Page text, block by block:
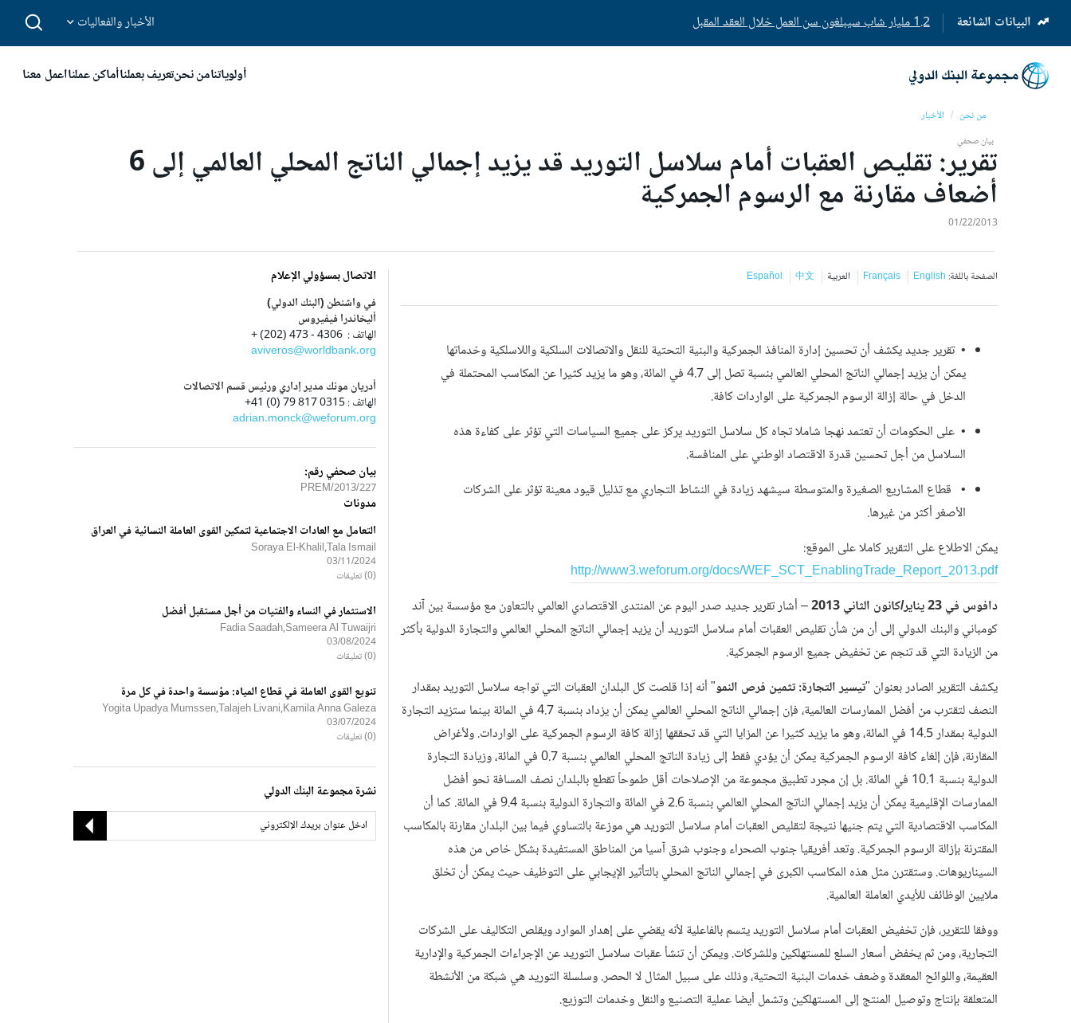
البيانات الشائعة 1.2 مليار شاب سيبلغون سن العمل خلال العقد المقبل
(opens
in
a
new
الأخبار والفعاليات
أولوياتنامن نحنتعريف بعملناأماكن عملنااعمل معنا
من نحن الأخبار
بيان صحفي تقرير: تقليص العقبات أمام سلاسل التوريد قد يزيد إجمالي الناتج المحلي العالمي إلى 6
أضعاف مقارنة مع الرسوم الجمركية
01/22/2013
الصفحة باللغة:English
Français العربية 中文
Español
• تقرير جديد يكشف أن تحسين إدارة المنافذ الجمركية والبنية التحتية للنقل والاتصالات السلكية واللاسلكية وخدماتها
يمكن أن يزيد إجمالي الناتج المحلي العالمي بنسبة تصل إلى 4.7 في المائة، وهو ما يزيد كثيرا عن المكاسب المحتملة في
الدخل في حالة إزالة الرسوم الجمركية على الواردات كافة.
• على الحكومات أن تعتمد نهجا شاملا تجاه كل سلاسل التوريد يركز على جميع السياسات التي تؤثر على كفاءة هذه
السلاسل من أجل تحسين قدرة الاقتصاد الوطني على المنافسة.
• قطاع المشاريع الصغيرة والمتوسطة سيشهد زيادة في النشاط التجاري مع تذليل قيود معينة تؤثر على الشركات
الأصغر أكثر من غيرها.
يمكن الاطلاع على التقرير كاملا على الموقع:
http://www3.weforum.org/docs/WEF_SCT_EnablingTrade_Report_2013.pdf
دافوس في 23 يناير/كانون الثاني 2013
– أشار تقرير جديد صدر اليوم عن المنتدى الاقتصادي العالمي بالتعاون مع مؤسسة بين آند
كومباني والبنك الدولي إلى أن من شأن تقليص العقبات أمام سلاسل التوريد أن يزيد إجمالي الناتج المحلي العالمي والتجارة الدولية بأكثر
من الزيادة التي قد تنجم عن تخفيض جميع الرسوم الجمركية.
يكشف التقرير الصادر بعنوان "تيسير التجارة:تثمين فرص النمو" أنه إذا قلصت كل البلدان العقبات التي تواجه سلاسل التوريد بمقدار
النصف لتقترب من أفضل الممارسات العالمية، فإن إجمالي الناتج المحلي العالمي يمكن أن يزداد بنسبة 4.7 في المائة بينما ستزيد التجارة
الدولية بمقدار 14.5 في المائة، وهو ما يزيد كثيرا عن المزايا التي قد تحققها إزالة كافة الرسوم الجمركية على الواردات. ولأغراض
المقارنة، فإن إلغاء كافة الرسوم الجمركية يمكن أن يؤدي فقط إلى زيادة الناتج المحلي العالمي بنسبة 0.7 في المائة، وزيادة التجارة
الدولية بنسبة 10.1 في المائة. بل إن مجرد تطبيق مجموعة من الإصلاحات أقل طموحاً تقطع بالبلدان نصف المسافة نحو أفضل
الممارسات الإقليمية يمكن أن يزيد إجمالي الناتج المحلي العالمي بنسبة 2.6 في المائة والتجارة الدولية بنسبة 9.4 في المائة. كما أن
المكاسب الاقتصادية التي يتم جنيها نتيجة لتقليص العقبات أمام سلاسل التوريد هي موزعة بالتساوي فيما بين البلدان مقارنة بالمكاسب
المقترنة بإزالة الرسوم الجمركية. وتعد أفريقيا جنوب الصحراء وجنوب شرق آسيا من المناطق المستفيدة بشكل خاص من هذه
السيناريوهات. وستقترن مثل هذه المكاسب الكبرى في إجمالي الناتج المحلي بالتأثير الإيجابي على التوظيف حيث يمكن أن تخلق
ملايين الوظائف للأيدي العاملة العالمية.
ووفقا للتقرير، فإن تخفيض العقبات أمام سلاسل التوريد يتسم بالفاعلية لأنه يقضي على إهدار الموارد ويقلص التكاليف على الشركات
التجارية، ومن ثم يخفض أسعار السلع للمستهلكين وللشركات. ويمكن أن تنشأ عقبات سلاسل التوريد عن الإجراءات الجمركية والإدارية
العقيمة، واللوائح المعقدة وضعف خدمات البنية التحتية، وذلك على سبيل المثال لا الحصر. وسلسلة التوريد هي شبكة من الأنشطة
المتعلقة بإنتاج وتوصيل المنتج إلى المستهلكين وتشمل أيضا عملية التصنيع والنقل وخدمات التوزيع.
الاتصال بمسؤولي الإعلام
في واشنطن (البنك الدولي)
أليخاندرا فيفيروس
الهاتف : 4306 - 473 (202) +
aviveros@worldbank.org
أدريان مونك مدير إداري ورئيس قسم الاتصالات
الهاتف : 0315 817 79 (0) 41+
adrian.monck@weforum.org
بيان صحفي رقم:
2013/227/PREM
مدونات
التعامل مع العادات الاجتماعية لتمكين القوى العاملة النسائية في العراق
Soraya El-Khalil,Tala Ismail
03/11/2024
(0) تعليقات
الاستثمار في النساء والفتيات من أجل مستقبل أفضل
Fadia Saadah,Sameera Al Tuwaijri
03/08/2024
(0) تعليقات
تنويع القوى العاملة في قطاع المياه: مؤسسة واحدة في كل مرة
Yogita Upadya Mumssen,Talajeh Livani,Kamila Anna Galeza
03/07/2024
(0) تعليقات
نشرة مجموعة البنك الدولي